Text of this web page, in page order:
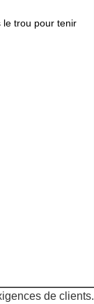
trou pour tenir
de clients.